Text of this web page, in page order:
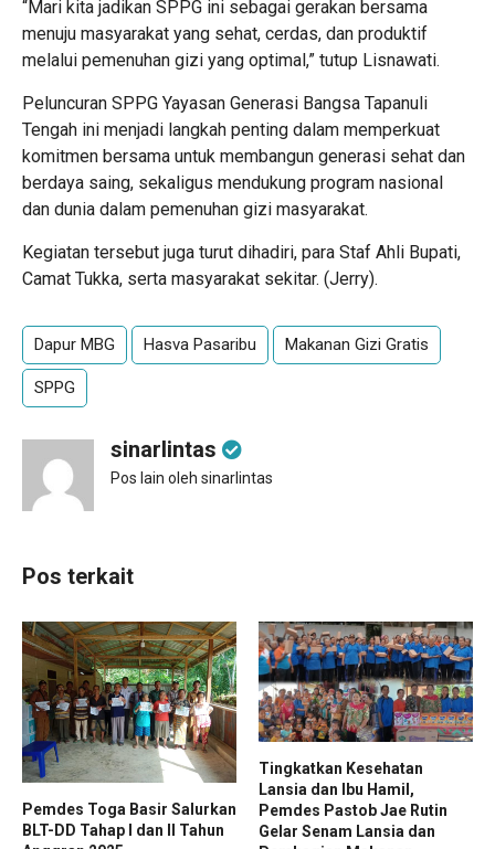
“Mari kita jadikan SPPG ini sebagai gerakan bersama
menuju masyarakat yang sehat, cerdas, dan produktif
melalui pemenuhan gizi yang optimal,” tutup Lisnawati.
Peluncuran SPPG Yayasan Generasi Bangsa Tapanuli
Tengah ini menjadi langkah penting dalam memperkuat
komitmen bersama untuk membangun generasi sehat dan
berdaya saing, sekaligus mendukung program nasional
dan dunia dalam pemenuhan gizi masyarakat.
Kegiatan tersebut juga turut dihadiri, para Staf Ahli Bupati,
Camat Tukka, serta masyarakat sekitar. (Jerry).
Dapur MBG Hasva Pasaribu Makanan Gizi Gratis
SPPG
sinarlintas
Pos lain oleh sinarlintas
Pos terkait
Pemdes Toga Basir Salurkan
BLT-DD Tahap I dan II Tahun
Tingkatkan Kesehatan
Lansia dan Ibu Hamil,
Pemdes Pastob Jae Rutin
Gelar Senam Lansia dan